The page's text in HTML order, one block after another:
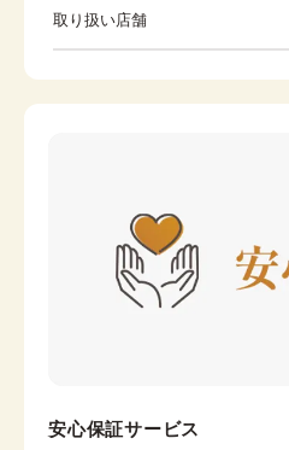
華やかに彩られています。文様
ても上品で、気品にあふれ、年
一枚となっています。
着物
足袋
帯締め
伊達襟
身丈 156cm
取り扱い店舗
安心保証サービス